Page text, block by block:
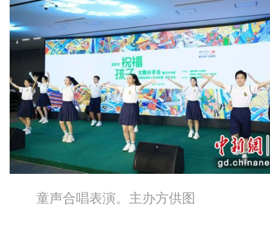
童声合唱表演。主办方供图